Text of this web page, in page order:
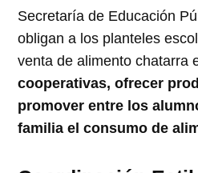
Secretaría de Educación
obligan a los planteles
venta de alimento chatarra
cooperativas, ofrecer
promover entre los
familia el consumo de